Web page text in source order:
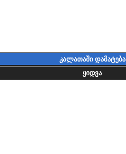
ᲙᲐᲚᲐᲗᲐᲨᲘ ᲓᲐᲛᲐᲢᲔᲑᲐ
ᲧᲘᲓᲕᲐ